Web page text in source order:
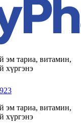
эм тариа, витамин,
хүргэнэ
эм тариа, витамин,
хүргэнэ